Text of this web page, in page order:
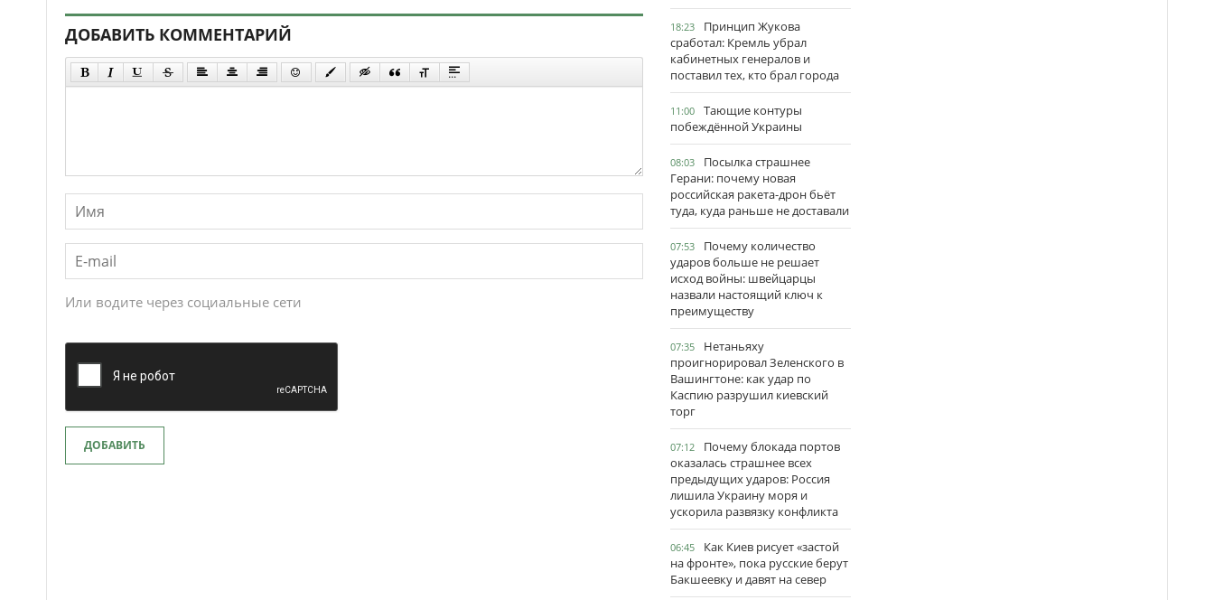
ДОБАВИТЬ КОММЕНТАРИЙ
Или водите через социальные сети
ДОБАВИТЬ
18:23
Принцип Жукова
сработал: Кремль убрал
кабинетных генералов и
поставил тех, кто брал города
11:00
Тающие контуры
побеждённой Украины
08:03
Посылка страшнее
Герани: почему новая
российская ракета-дрон бьёт
туда, куда раньше не доставали
07:53
Почему количество
ударов больше не решает
исход войны: швейцарцы
назвали настоящий ключ к
преимуществу
07:35
Нетаньяху
проигнорировал Зеленского в
Вашингтоне: как удар по
Каспию разрушил киевский
торг
07:12
Почему блокада портов
оказалась страшнее всех
предыдущих ударов: Россия
лишила Украину моря и
ускорила развязку конфликта
06:45
Как Киев рисует «застой
на фронте», пока русские берут
Бакшеевку и давят на север